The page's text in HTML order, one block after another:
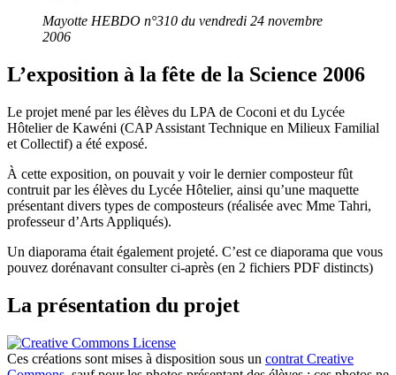
Mayotte HEBDO n°310 du vendredi 24 novembre
2006
L’exposition à la fête de la Science 2006
Le projet mené par les élèves du LPA de Coconi et du Lycée
Hôtelier de Kawéni (CAP Assistant Technique en Milieux Familial
et Collectif) a été exposé.
À cette exposition, on pouvait y voir le dernier composteur fût
contruit par les élèves du Lycée Hôtelier, ainsi qu’une maquette
présentant divers types de composteurs (réalisée avec Mme Tahri,
professeur d’Arts Appliqués).
Un diaporama était également projeté. C’est ce diaporama que vous
pouvez dorénavant consulter ci-après (en 2 fichiers PDF distincts)
La présentation du projet
Ces créations sont mises à disposition sous un contrat Creative